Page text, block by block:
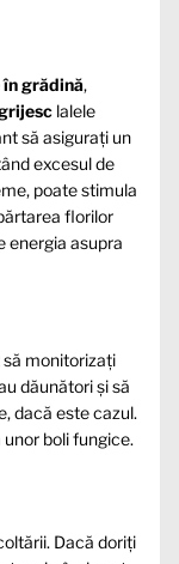
în grădină,
lalele
să asigurați un
excesul de
poate stimula
florilor
energia asupra
monitorizați
dăunători și să
dacă este cazul.
boli fungice.
Dacă doriți